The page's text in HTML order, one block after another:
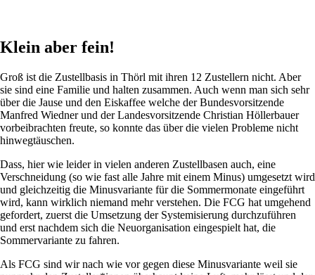
Klein aber fein!
Groß ist die Zustellbasis in Thörl mit ihren 12 Zustellern nicht. Aber
sie sind eine Familie und halten zusammen. Auch wenn man sich sehr
über die Jause und den Eiskaffee welche der Bundesvorsitzende
Manfred Wiedner und der Landesvorsitzende Christian Höllerbauer
vorbeibrachten freute, so konnte das über die vielen Probleme nicht
hinwegtäuschen.
Dass, hier wie leider in vielen anderen Zustellbasen auch, eine
Verschneidung (so wie fast alle Jahre mit einem Minus) umgesetzt wird
und gleichzeitig die Minusvariante für die Sommermonate eingeführt
wird, kann wirklich niemand mehr verstehen. Die FCG hat umgehend
gefordert, zuerst die Umsetzung der Systemisierung durchzuführen
und erst nachdem sich die Neuorganisation eingespielt hat, die
Sommervariante zu fahren.
Als FCG sind wir nach wie vor gegen diese Minusvariante weil sie